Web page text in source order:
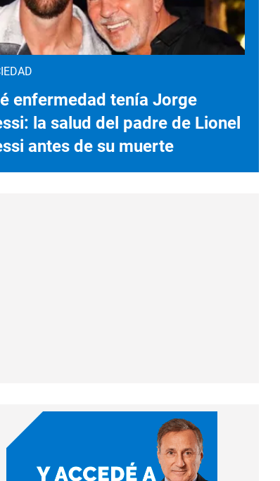
enfermedad tenía Jorge
la salud del padre de Lionel
antes de su muerte